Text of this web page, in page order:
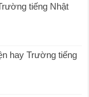
tiếng Nhật
hay Trường tiếng